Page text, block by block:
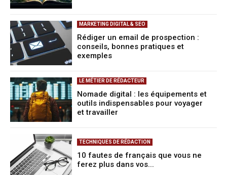
MARKETING DIGITAL & SEO
Rédiger un email de prospection :
conseils, bonnes pratiques et
exemples
LE MÉTIER DE RÉDACTEUR
Nomade digital : les équipements et
outils indispensables pour voyager
et travailler
TECHNIQUES DE RÉDACTION
10 fautes de français que vous ne
ferez plus dans vos...